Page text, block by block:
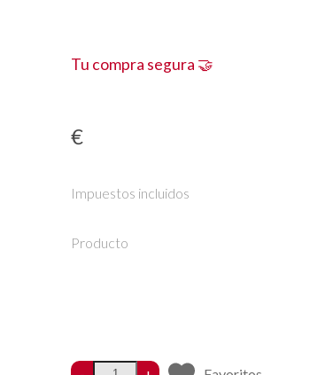
Tu compra segura 🤝
€
Impuestos incluidos
Producto